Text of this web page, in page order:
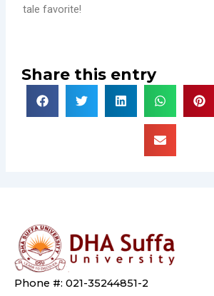
tale favorite!
Share this entry
Phone #: 021-35244851-2